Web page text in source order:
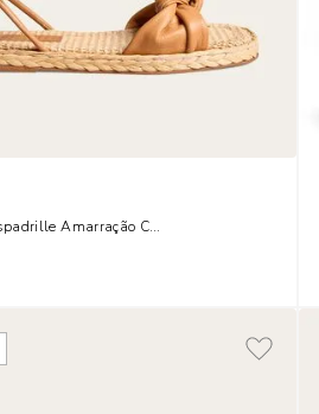
Amarração Couro Nobre Soft